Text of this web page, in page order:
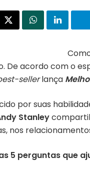
De acordo com o
sellerlança
por suas
Stanley
nos
5 perguntas que